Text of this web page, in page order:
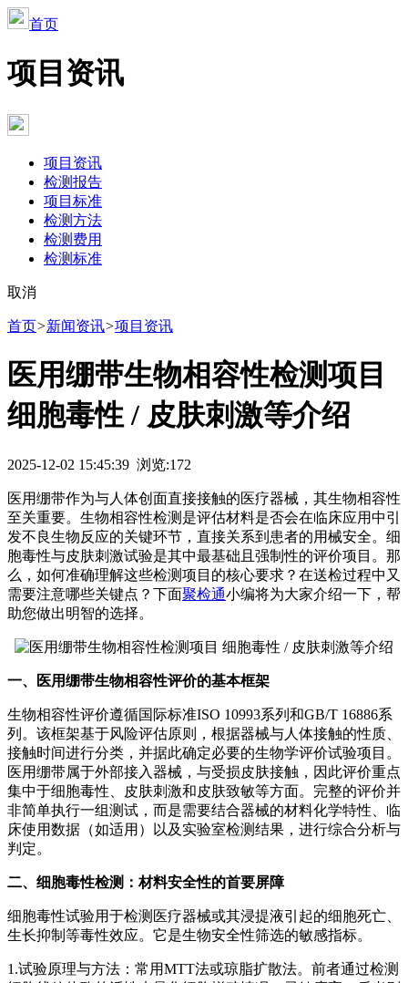
首页
项目资讯
项目资讯
检测报告
项目标准
检测方法
检测费用
检测标准
取消
首页>新闻资讯>项目资讯
医用绷带生物相容性检测项目
细胞毒性 / 皮肤刺激等介绍
2025-12-02 15:45:39 浏览:172
医用绷带作为与人体创面直接接触的医疗器械，其生物相容性
至关重要。生物相容性检测是评估材料是否会在临床应用中引
发不良生物反应的关键环节，直接关系到患者的用械安全。细
胞毒性与皮肤刺激试验是其中最基础且强制性的评价项目。那
么，如何准确理解这些检测项目的核心要求？在送检过程中又
需要注意哪些关键点？下面聚检通小编将为大家介绍一下，帮
助您做出明智的选择。
一、医用绷带生物相容性评价的基本框架
生物相容性评价遵循国际标准ISO 10993系列和GB/T 16886系
列。该框架基于风险评估原则，根据器械与人体接触的性质、
接触时间进行分类，并据此确定必要的生物学评价试验项目。
医用绷带属于外部接入器械，与受损皮肤接触，因此评价重点
集中于细胞毒性、皮肤刺激和皮肤致敏等方面。完整的评价并
非简单执行一组测试，而是需要结合器械的材料化学特性、临
床使用数据（如适用）以及实验室检测结果，进行综合分析与
判定。
二、‌‌‌‌‌‌‌‌‌‌‌‌细胞毒性检测：材料安全性的首要屏障
细胞毒性试验用于检测医疗器械或其浸提液引起的细胞死亡、
生长抑制等毒性效应。它是生物安全性筛选的敏感指标。
1.试验原理与方法：常用MTT法或琼脂扩散法。前者通过检测